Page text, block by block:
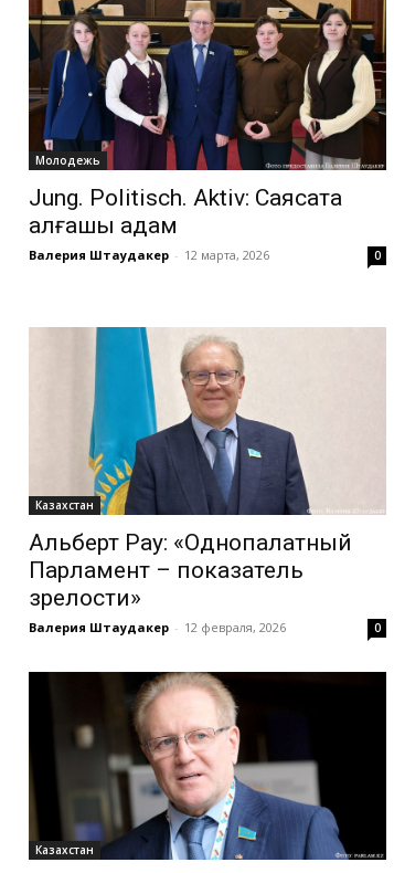
Молодежь
Jung. Politisch. Aktiv: Саясатқа
алғашқы қадам
Валерия Штаудакер - 12 марта, 2026 0
Казахстан
Альберт Рау: «Однопалатный
Парламент – показатель
зрелости»
Валерия Штаудакер - 12 февраля, 2026 0
Казахстан